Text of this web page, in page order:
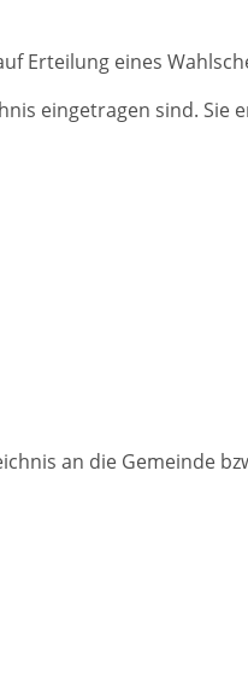
Erteilung eines
eingetragen sind.
an die Gemeinde